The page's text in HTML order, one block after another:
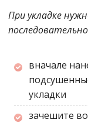
При укладке
вначале
укладки
зачешите